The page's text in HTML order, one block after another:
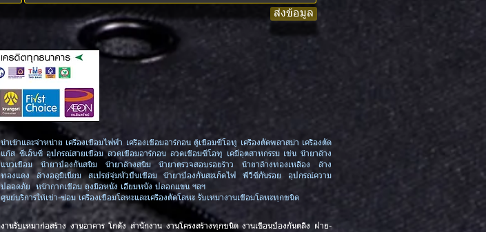
ส่งข้อมูล
นำเข้าและจำหน่าย เครื่องเชื่อมไฟฟ้า เครื่องเชื่อมอาร์กอน ตู้เชื่อมซีโอทู เครื่องตัดพลาสม่า เครื่องตัด
แก๊ส ซีเอ็นซี อุปกรณ์สายเชื่อม ลวดเชื่อมอาร์กอน ลวดเชื่อมซีโอทู เคมีอุตสาหกรรม เช่น น้ำยาล้าง
แนวเชื่อม น้ำยาป้องกันสนิม น้ำยาล้างสนิม น้ำยาตรวจสอบรอยร้าว น้ำยาล้างทองเหลือง ล้าง
ทองแดง ล้างอลูมิเนียม สเปรย์จุ่มหัวปืนเชื่อม น้ำยาป้องกันสะเก็ดไฟ พีวีซีกันรอย อุปกรณ์ความ
ปลอดภัย หน้ากากเชื่อม ถุงมือหนัง เอี๊ยมหนัง ปลอกแขน ฯลฯ
ศูนย์บริการให้เช่า-ซ่อม เครื่องเชื่อมโลหะและเครื่องตัดโลหะ รับเหมางานเชื่อมโลหะทุกชนิด
งานรับเหมาก่อสร้าง งานอาคาร โกดัง สำนักงาน งานโครงสร้างทุกชนิดงานเขื่อนป้องกันตลิ่ง ฝาย-